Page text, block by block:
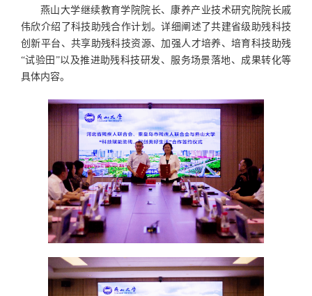
燕山大学继续教育学院院长、康养产业技术研究院院长戚
伟欣介绍了科技助残合作计划。详细阐述了共建省级助残科技
创新平台、共享助残科技资源、加强人才培养、培育科技助残
“试验田”以及推进助残科技研发、服务场景落地、成果转化等
具体内容。